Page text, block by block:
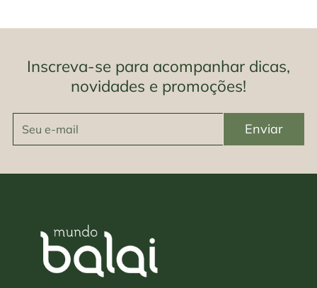
Inscreva-se para acompanhar dicas,
novidades e promoções!
Enviar